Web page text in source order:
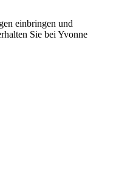
einbringen und
Sie bei Yvonne